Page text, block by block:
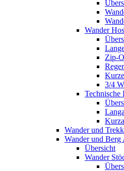
Wander
Zip-
3/4
Technische
Wander und
Wander und Berg
Übersicht
Wander